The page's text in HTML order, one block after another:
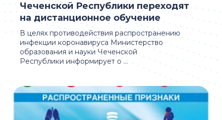
В целях противодействия распространению
инфекции коронавируса Министерство
образования и науки Чеченской
Республики информирует о ...
Чеченской Республики переходят
на дистанционное обучение